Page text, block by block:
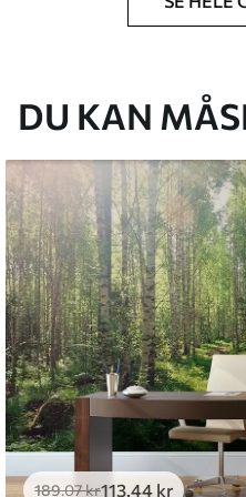
du har angivet, og skæres i
.33269.00kr/m²
and Stick
.67400.00 kr /m²
DU KAN
189.07kr113.44 kr